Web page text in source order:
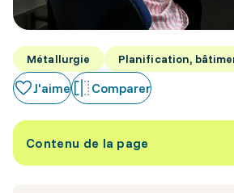
Métallurgie Planification,
J'aime Comparer
Contenu de la page